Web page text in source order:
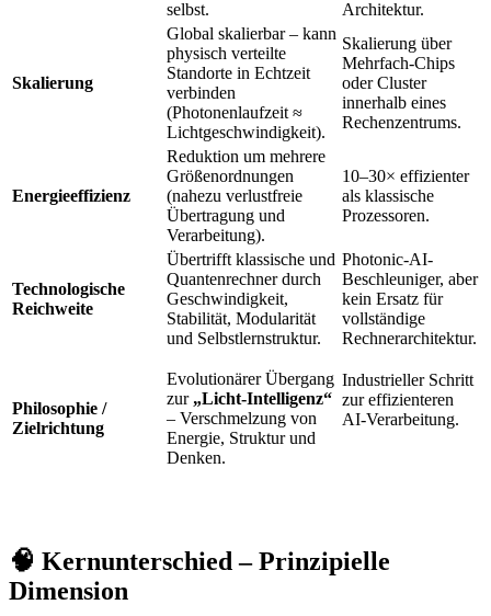
selbst.
Architektur.
Skalierung
Global skalierbar – kann
physisch verteilte
Standorte in Echtzeit
verbinden
(Photonenlaufzeit ≈
Lichtgeschwindigkeit).
Skalierung über
Mehrfach-Chips
oder Cluster
innerhalb eines
Rechenzentrums.
Energieeffizienz
Reduktion um mehrere
Größenordnungen
(nahezu verlustfreie
Übertragung und
Verarbeitung).
10–30× effizienter
als klassische
Prozessoren.
Technologische
Reichweite
Übertrifft klassische und
Quantenrechner durch
Geschwindigkeit,
Stabilität, Modularität
und Selbstlernstruktur.
Photonic-AI-
Beschleuniger, aber
kein Ersatz für
vollständige
Rechnerarchitektur.
Philosophie /
Zielrichtung
Evolutionärer Übergang
zur „Licht-Intelligenz“
– Verschmelzung von
Energie, Struktur und
Denken.
Industrieller Schritt
zur effizienteren
AI-Verarbeitung.
🧠 Kernunterschied – Prinzipielle
Dimension